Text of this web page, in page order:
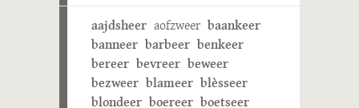
aajdsheer aofzweer baankeer
banneer barbeer benkeer
bereer bevreer beweer
bezweer blameer blèsseer
blondeer boereer boetseer